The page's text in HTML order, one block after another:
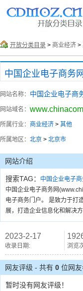
开放分类目录 > 商业经济 >
中国企业电子商务
网站名称： 中国企业电子商
网站域名：
所属行业： 商业经济 > 其他
所属地区： 北京 > 北京市
网站介绍
搜索TAG： 中国企业电子商
中国企业电子商务网
电子商务门户。 是致力于打
展，打造企业信息化和解决
2023-2-17
收录日期: 浏览
网友评级 - 共有 0 位网
暂时没有网友评级！